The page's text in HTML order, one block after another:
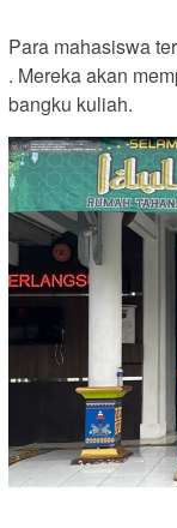
Para mahasiswa
. Mereka akan
bangku kuliah.